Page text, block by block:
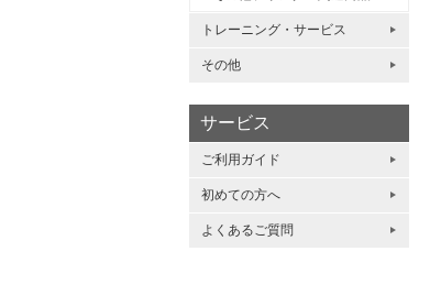
トレーニング・サービス
その他
サービス
ご利用ガイド
初めての方へ
よくあるご質問